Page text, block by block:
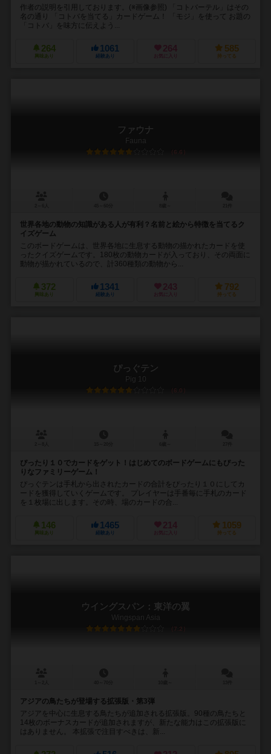
作者の説明を引用しております。(※画像参照) 「コトバーテル」はその
名の通り 「コトバを当てる」カードゲーム！ 「モジ」を使って お題の
「コトバ」を味方に伝えよう...
264
興味あり
1061
経験あり
264
お気に入り
585
持ってる
ファウナ
Fauna
6.6
世界各地の動物の知識がある人が有利？名前と絵から特徴を当てるク
イズゲーム
このボードゲームは、世界各地に生息する動物の描かれたカードを使
ったクイズゲームです。180枚の動物カードが入っており、その両面に
動物が描かれているので、計360種類の動物から...
372
興味あり
1341
経験あり
243
お気に入り
792
持ってる
ぴっぐテン
Pig 10
6.0
ぴったり１０でカードをゲット！はじめてのボードゲームにもぴった
りなファミリーゲーム！
ぴっぐテンは手札から出されたカードの合計をぴったり１０にしてカ
ードを獲得していくゲームです。 プレイヤーは手番毎に手札のカード
を１枚場に出します。その時、場のカードの合...
146
興味あり
1465
経験あり
214
お気に入り
1059
持ってる
ウイングスパン：東洋の翼
Wingspan Asia
7.2
アジアの鳥たちが登場する拡張版・第3弾
アジアを中心に生息する鳥たちが追加される拡張版。90種の鳥たちと
14枚のボーナスカードが追加されますが、新たな能力はこの拡張版に
はありません。 本拡張で注目すべきは、新...